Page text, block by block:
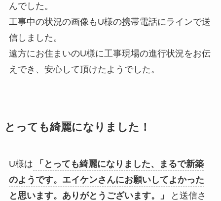
んでした。
工事中の状況の画像もU様の携帯電話にラインで送
信しました。
遠方にお住まいのU様に工事現場の進行状況をお伝
えでき、安心して頂けたようでした。
とっても綺麗になりました！
U様は
「とっても綺麗になりました、まるで新築
のようです。エイケンさんにお願いしてよかった
と思います。ありがとうございます。」
と送信さ